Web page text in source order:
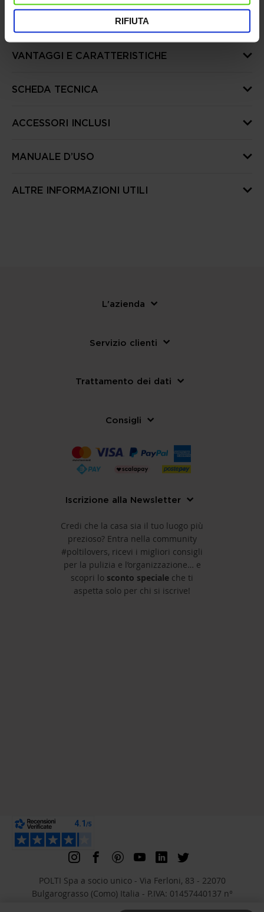
RIFIUTA
DETTAGLI PRODOTTO
VANTAGGI E CARATTERISTICHE
SCHEDA TECNICA
ACCESSORI INCLUSI
MANUALE D’USO
ALTRE INFORMAZIONI UTILI
L'azienda
Servizio clienti
Trattamento dei dati
Consigli
Iscrizione alla Newsletter
Credi che la casa sia il tuo luogo più
prezioso? Entra nella community
#poltilovers, ricevi i migliori consigli
per la pulizia e l’organizzazione… e
scopri lo sconto speciale che ti
aspetta solo per chi si iscrive!
POLTI Spa a socio unico - Via Ferloni, 83 - 22070
Bulgarograsso (Como) Italia - P.IVA: 01457440137 n°